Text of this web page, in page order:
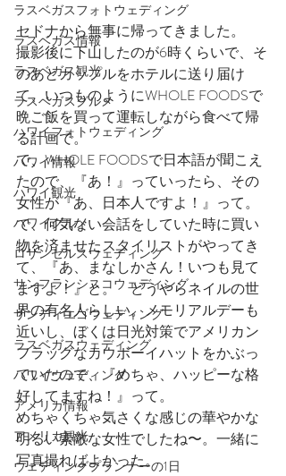
ラスベガスフォトウェディング
ラスベガス情報
ラスベガス観光
ラスベガスグルメ
ハワイフォトウェディング
ハワイ情報
ハワイ観光
ハワイグルメ
ロサンゼルスウェディング
サンフランシスコウェディング
サンディエゴウェディング
ラスベガスウェディング
ハワイウェディング
アメリカ情報
アメリカ観光
ウェディングプランナーの1日
セドナから無事に帰ってきました。
撮影後に下山したのが6時くらいで、そ
のあとカップルをホテルに送り届け
て、いつものようにWHOLE FOODSで
晩ご飯を買って運転しながら食べて帰
る計画で。
で、WHOLE FOODSで日本語が聞こえ
たので、『あ！』っていったら、その
女性が『あ、日本人ですよ！』って。
で、何気ない会話をしていた時に買い
物を済ませたスタイリストがやってき
て、『あ、まなしかさん！いつも見て
ますよ！』と。　どうやらネイルの世
界の有名人らしい。メモリアルデーも
近いし、ぼくは日光対策でアメリカン
フラッグなカウボーイハットをかぶっ
ていたので、『めちゃ、ハッピーな格
好してますね！』って。
めちゃくちゃ気さくな感じの華やかな
明るい素敵な女性でしたね〜。一緒に
写真撮ればよかった。